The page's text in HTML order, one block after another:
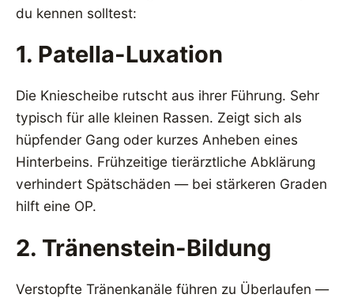
du kennen solltest:
1. Patella-Luxation
Die Kniescheibe rutscht aus ihrer Führung. Sehr
typisch für alle kleinen Rassen. Zeigt sich als
hüpfender Gang oder kurzes Anheben eines
Hinterbeins. Frühzeitige tierärztliche Abklärung
verhindert Spätschäden — bei stärkeren Graden
hilft eine OP.
2. Tränenstein-Bildung
Verstopfte Tränenkanäle führen zu Überlaufen —